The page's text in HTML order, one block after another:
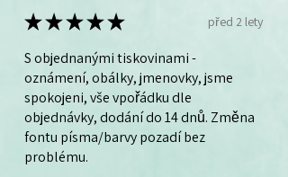
★★★★★ před 2 lety
S objednanými tiskovinami -
oznámení, obálky, jmenovky, jsme
spokojeni, vše vpořádku dle
objednávky, dodání do 14 dnů. Změna
fontu písma/barvy pozadí bez
problému.